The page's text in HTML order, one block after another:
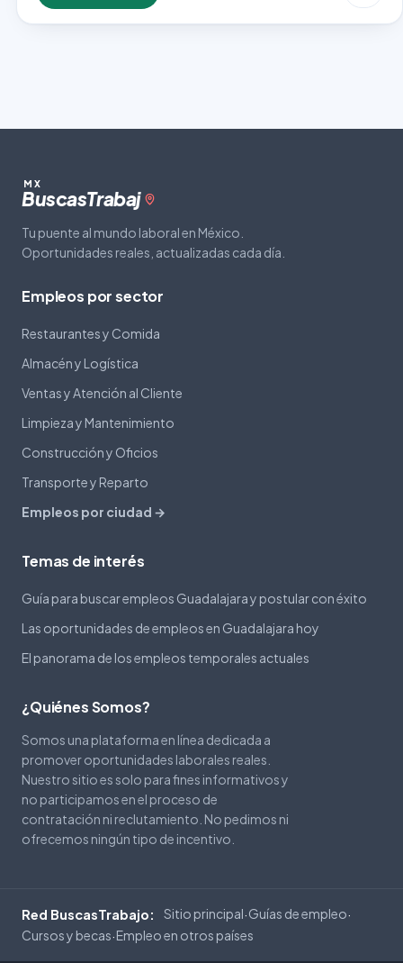
MX
BuscasTrabaj
Tu puente al mundo laboral en México.
Oportunidades reales, actualizadas cada día.
Empleos por sector
Restaurantes y Comida
Almacén y Logística
Ventas y Atención al Cliente
Limpieza y Mantenimiento
Construcción y Oficios
Transporte y Reparto
Empleos por ciudad →
Temas de interés
Guía para buscar empleos Guadalajara y postular con éxito
Las oportunidades de empleos en Guadalajara hoy
El panorama de los empleos temporales actuales
¿Quiénes Somos?
Somos una plataforma en línea dedicada a
promover oportunidades laborales reales.
Nuestro sitio es solo para fines informativos y
no participamos en el proceso de
contratación ni reclutamiento. No pedimos ni
ofrecemos ningún tipo de incentivo.
Red BuscasTrabajo: Sitio principal·Guías de empleo·
Cursos y becas·Empleo en otros países